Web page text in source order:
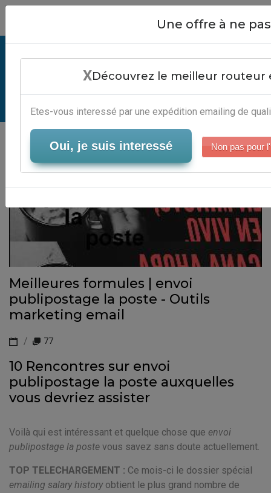
Envoi Publipostage La Poste -
Automatisation Marketing Digital
Serveur-Emailing
Meilleures formules | envoi
publipostage la poste - Outils
marketing email
77
10 Rencontres sur envoi
publipostage la poste auxquelles
vous devriez assister
Voilà qui est intéressant et quelque chose que envoi
publipostage la poste vous savez sans doute actuellement.
TOP TELECHARGEMENT : Ce mois-ci le dossier spécial
emailing salary historyobtient le plus grand nombre de
Close
Une offre à ne
XDécouvrez le meilleur routeur
Etes-vous interessé par une expédition emailing de
Oui, je suis interessé Non pas pour